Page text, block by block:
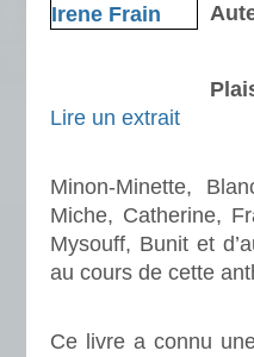
Lire un extrait
Minon-Minette,
Miche, Catherine,
Mysouff, Bunit et
au cours de cette
Ce livre a connu